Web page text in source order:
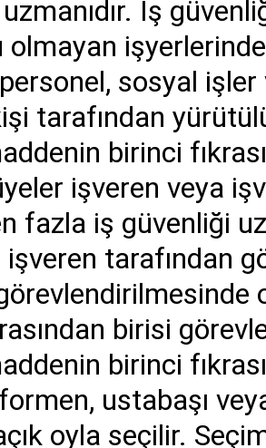
İş
olmayan
sosyal
tarafından
birinci
işveren veya
fazla iş güvenliği
tarafından
birisi
birinci
ustabaşı
oyla seçilir.